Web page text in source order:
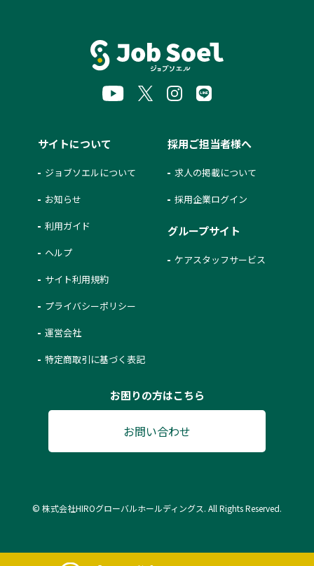
サイトについて
ジョブソエルについて
お知らせ
利用ガイド
ヘルプ
サイト利用規約
プライバシーポリシー
運営会社
特定商取引に基づく表記
採用ご担当者様へ
求人の掲載について
採用企業ログイン
グループサイト
ケアスタッフサービス
お困りの方はこちら
お問い合わせ
© 株式会社HIROグローバルホールディングス. All Rights Reserved.